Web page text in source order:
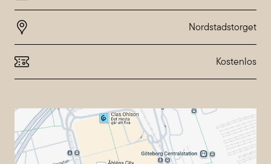
Nordstadstorget
Kostenlos